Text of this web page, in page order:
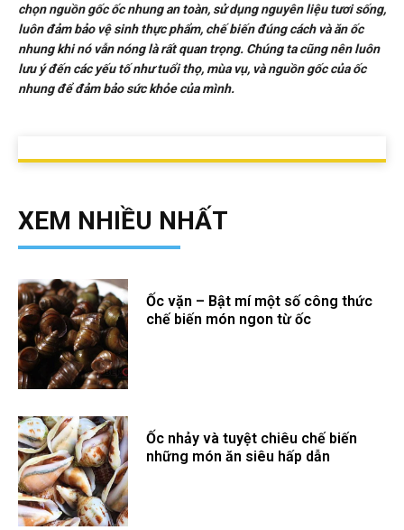
chọn nguồn gốc ốc nhung an toàn, sử dụng nguyên liệu tươi sống,
luôn đảm bảo vệ sinh thực phẩm, chế biến đúng cách và ăn ốc
nhung khi nó vẫn nóng là rất quan trọng. Chúng ta cũng nên luôn
lưu ý đến các yếu tố như tuổi thọ, mùa vụ, và nguồn gốc của ốc
nhung để đảm bảo sức khỏe của mình.
XEM NHIỀU NHẤT
Ốc vặn – Bật mí một số công thức
chế biến món ngon từ ốc
Ốc nhảy và tuyệt chiêu chế biến
những món ăn siêu hấp dẫn